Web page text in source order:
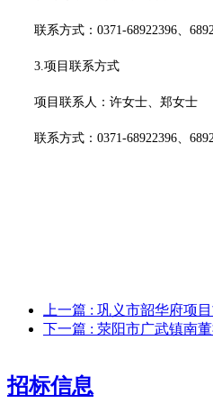
联系方式： 0371-68922396、
3.项目联系方式
项目联系人：许女士、郑女士
联系方式： 0371-68922396、
上一篇 : 巩义市韶华府项
下一篇 : 荥阳市广武镇南
招标信息